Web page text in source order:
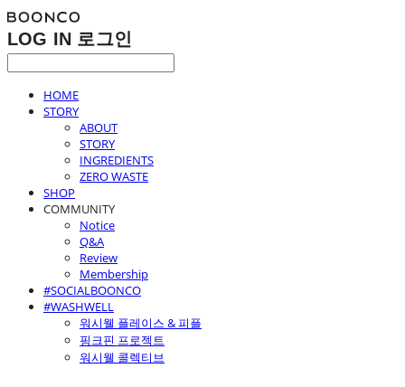
LOG IN 로그인
HOME
STORY
ABOUT
STORY
INGREDIENTS
ZERO WASTE
SHOP
COMMUNITY
Notice
Q&A
Review
Membership
#SOCIALBOONCO
#WASHWELL
워시웰 플레이스 & 피플
핑크핀 프로젝트
워시웰 콜렉티브